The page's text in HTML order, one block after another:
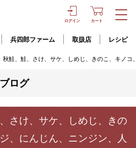
ログイン カート
兵四郎ファーム 取扱店 レシピ
秋鮭、鮭、さけ、サケ、しめじ、きのこ、キノ
ログ
さけ、サケ、しめじ、きの
、にんじん、ニンジン、人